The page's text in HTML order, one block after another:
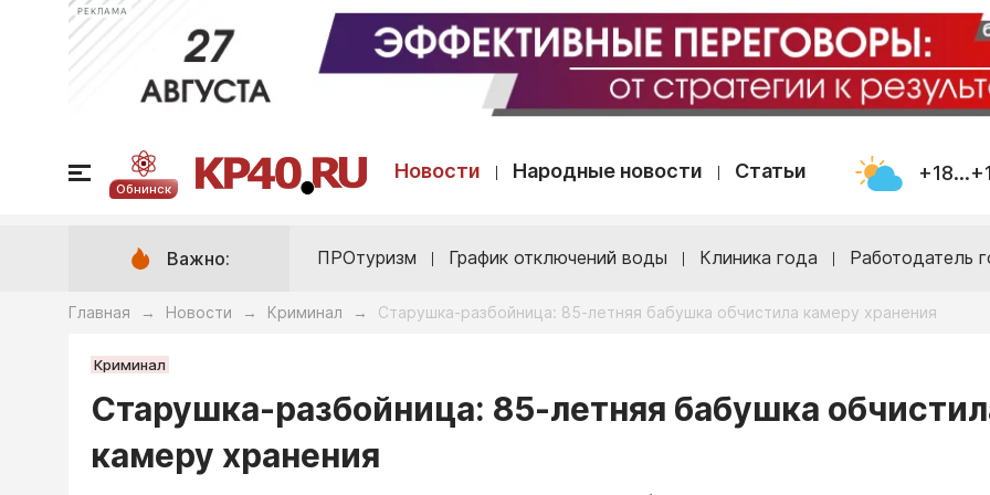
РЕКЛАМА
Обнинск
Новости Народные новости Статьи
Важно: ПРОтуризм График отключений воды Клиника года Работодатель
Главная → Новости → Криминал → Старушка-разбойница: 85-летняя бабушка обчистила камеру хранения
Криминал
Старушка-разбойница: 85-летняя бабушка
камеру хранения